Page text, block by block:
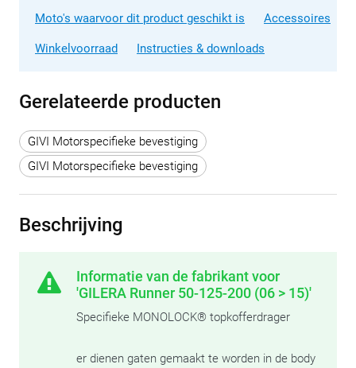
Moto's waarvoor dit product geschikt is Accessoires
Winkelvoorraad Instructies & downloads
Gerelateerde producten
GIVI Motorspecifieke bevestiging
GIVI Motorspecifieke bevestiging
Beschrijving
Informatie van de fabrikant voor
'GILERA Runner 50-125-200 (06 > 15)'
Specifieke MONOLOCK® topkofferdrager
er dienen gaten gemaakt te worden in de body